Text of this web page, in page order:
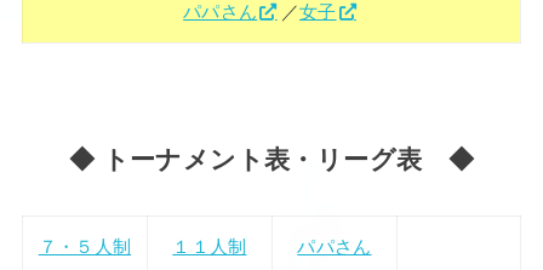
パパさん
／女子
◆ トーナメント表・リーグ表 ◆
７・５人制 １１人制 パパさん